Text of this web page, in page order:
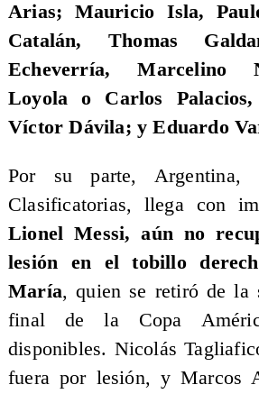
Arias; Mauricio Isla,
Catalán, Thomas
Echeverría, Marcelino
Loyola o Carlos
Víctor Dávila; y Eduardo
Por su parte, Argentina,
Clasificatorias, llega con
Lionel Messi, aún no
lesión en el tobillo
María, quien se retiró de la
final de la Copa
disponibles. Nicolás
fuera por lesión, y Marcos